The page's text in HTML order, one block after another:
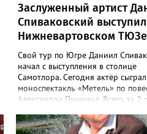
Заслуженный артист
Спиваковский
Нижневартовском ТЮЗе
Свой тур по Югре Даниил
начал с выступления в столице
Самотлора. Сегодня актёр сыграл
моноспектакль «Метель» по
Александра Пушкина. Всего за 2
после Нижневартовска, он